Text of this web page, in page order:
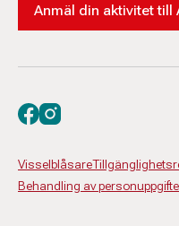
Anmäl din aktivitet till
Visselblåsare
Behandling av
Besök oss på facebook
Besök oss på instagram